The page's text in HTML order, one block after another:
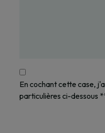
En cochant cette case,
particulières ci-dessous